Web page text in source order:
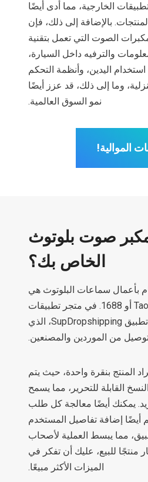
الخارجية، مما أدى أيضًا
بالإضافة إلى ذلك، فإن
الصوت التي تعمل بتقنية
والترفيه داخل السيارة،
اليدين، وأنظمة التحكم
وما إلى ذلك، قد عزز أيضًا
نمو السوق العالمية.
الموالية!
صوت بلوتوث
الخاص بك؟
بأعمال سماعات البلوتوث هي
شحنها من Taobao أو 1688. في متجر تطبيقات
Shopify، يمكنك تثبيت تطبيق SupDropshipping، الذي
من الموردين والمصنعين.
المنتج بنقرة واحدة، حيث يتم
القابلة للتحرير، مما يسمح
يمكنك أيضًا معالجة كل طلب
أيضًا إضافة تفاصيل المستخدم
مما يبسط العملية لأصحاب
منتجًا للبيع، عليك أن تفكر في
الميزات الأكثر مبيعًا.